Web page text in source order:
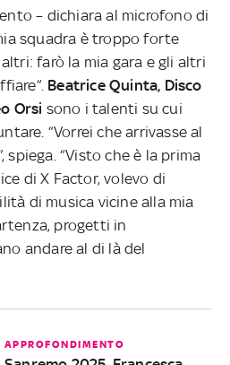
– dichiara al microfono di
squadra è troppo forte
farò la mia gara e gli altri
Beatrice Quinta, Disco
Orsi sono i talenti su cui
“Vorrei che arrivasse al
“Visto che è la prima
di X Factor, volevo di
di musica vicine alla mia
progetti in
andare al di là del
APPROFONDIMENTO